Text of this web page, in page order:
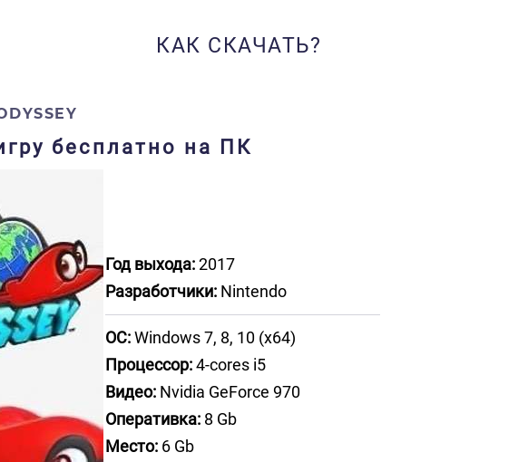
КАК СКАЧАТЬ?
бесплатно на ПК
Год выхода:2017
Разработчики:Nintendo
ОС:Windows 7, 8, 10 (x64)
Процессор:4-cores i5
Видео:Nvidia GeForce 970
Оперативка:8 Gb
Место:6 Gb